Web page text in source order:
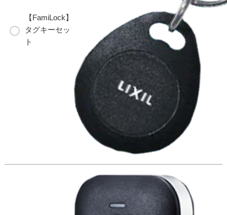
【FamiLock】
タグキーセッ
ト